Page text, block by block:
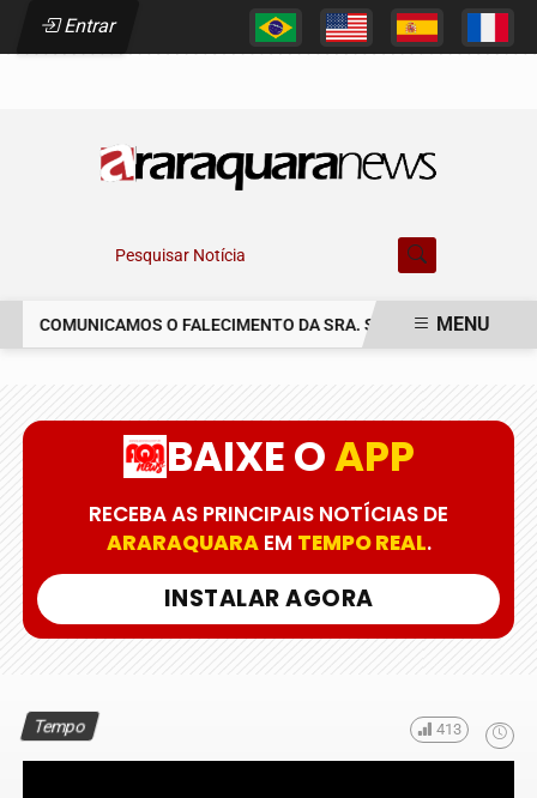
Entrar
Pesquisar Notícia
COMUNICAMOS O FALECIMENTO DA SRA. SUSETE SILVIA
MENU
BAIXE OAPP
RECEBA AS PRINCIPAIS NOTÍCIAS DE
ARARAQUARAEM TEMPO REAL.
INSTALAR AGORA
Tempo 413